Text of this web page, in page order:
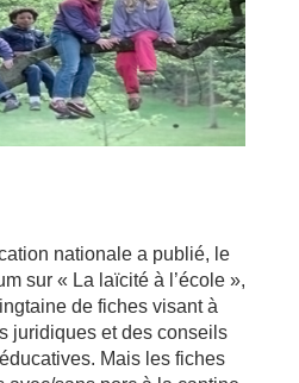
nationale a publié, le
sur « La laïcité à l’école »,
de fiches visant à
juridiques et des conseils
Mais les fiches